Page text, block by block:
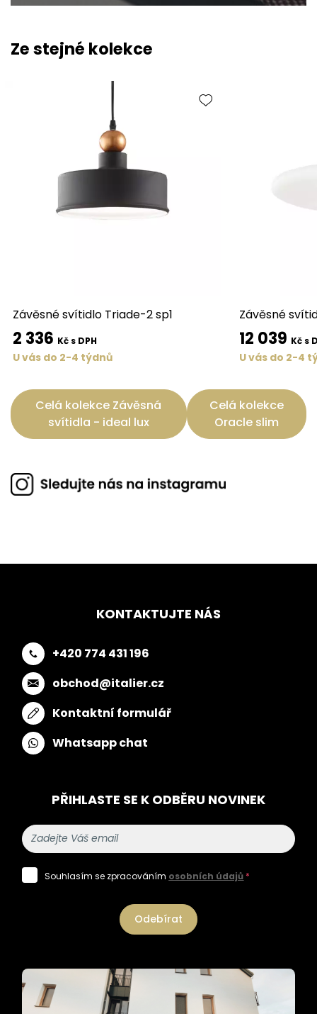
Ze stejné kolekce
Závěsné svítidlo Triade-2 sp1
2 336 Kč s DPH
U vás do 2-4 týdnů
Závěsné
12 039 Kč s
U vás do 2-4
Celá kolekce Závěsná
svítidla - ideal lux
Celá kolekce
Oracle slim
KONTAKTUJTE NÁS
+420 774 431 196
obchod@italier.cz
Kontaktní formulář
Whatsapp chat
PŘIHLASTE SE K ODBĚRU NOVINEK
Souhlasím se zpracováním osobních údajů *
Odebírat